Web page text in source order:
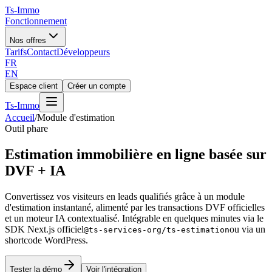
Ts-Immo
Fonctionnement
Nos offres
TarifsContactDéveloppeurs
FR
EN
Espace client Créer un compte
Ts-Immo
Accueil/Module d'estimation
Outil phare
Estimation immobilière en ligne basée sur
DVF + IA
Convertissez vos visiteurs en leads qualifiés grâce à un module
d'estimation instantané, alimenté par les transactions DVF officielles
et un moteur IA contextualisé. Intégrable en quelques minutes via le
SDK Next.js officiel@ts-services-org/ts-estimationou via un
shortcode WordPress.
Tester la démo Voir l'intégration